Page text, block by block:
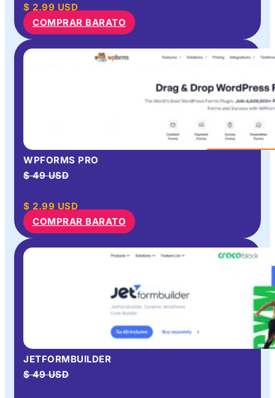
$ 2.99 USD
COMPRAR BARATO
WPFORMS PRO
$ 49 USD
$ 2.99 USD
COMPRAR BARATO
JETFORMBUILDER
$ 49 USD